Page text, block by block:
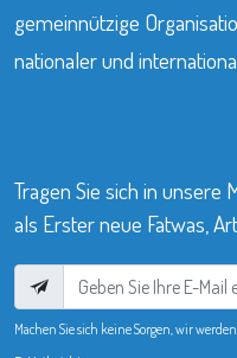
gemeinnützige
nationaler und
Tragen Sie sich in unsere
als Erster neue Fatwas,
Machen Sie sich keine Sorgen, wir